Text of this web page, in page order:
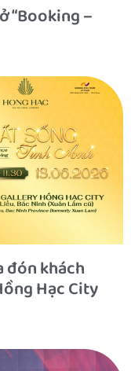
“Booking –
đón khách
Hạc City